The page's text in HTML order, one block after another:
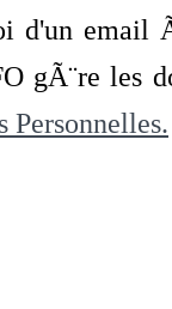
d'un
gÃ¨re les
Personnelles.